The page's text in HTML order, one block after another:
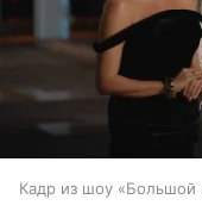
Кадр из шоу «Большой